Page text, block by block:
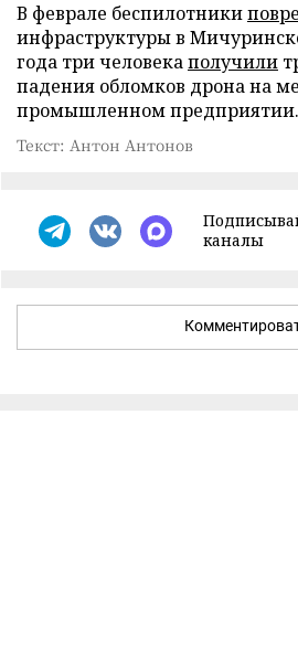
В феврале беспилотники
инфраструктуры в
года три человекаполучили
падения обломков дрона на
промышленном предприятии.
Текст: Антон Антонов
каналы